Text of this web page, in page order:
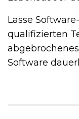
Lasse
qualifizierten
Software